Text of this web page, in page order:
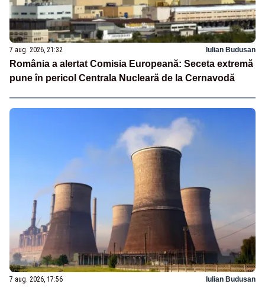
7 aug. 2026, 21:32 Iulian Budusan
România a alertat Comisia Europeană: Seceta extremă
pune în pericol Centrala Nucleară de la Cernavodă
7 aug. 2026, 17:56 Iulian Budusan